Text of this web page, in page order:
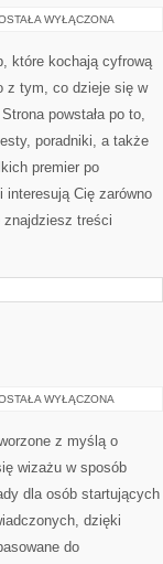
WYŁĄCZONA
które kochają cyfrową
z tym, co dzieje się w
powstała po to,
poradniki, a także
premier po
interesują Cię zarówno
znajdziesz treści
WYŁĄCZONA
z myślą o
wizażu w sposób
dla osób startujących
dzięki
do